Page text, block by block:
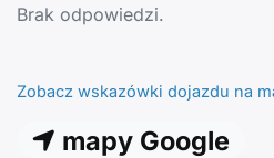
Brak odpowiedzi.
Zobacz wskazówki dojazdu na
mapy Google